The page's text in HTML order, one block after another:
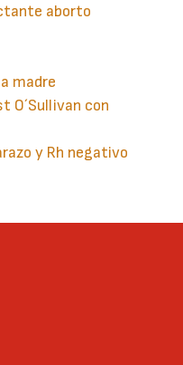
aborto
madre
O´Sullivan con
y Rh negativo